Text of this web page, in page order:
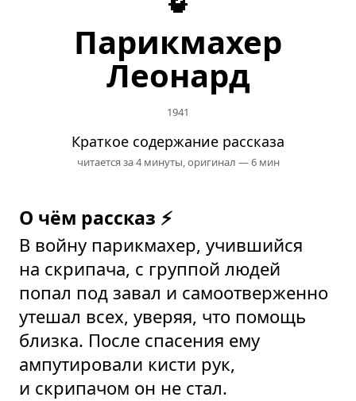
Парикмахер
Леонард
1941
Краткое содержание рассказа
читается за 4 минуты,оригинал — 6 мин
О чём рассказ ⚡
В войну парикмахер, учившийся
на скрипача, с группой людей
попал под завал и самоотверженно
утешал всех, уверяя, что помощь
близка. После спасения ему
ампутировали кисти рук,
и скрипачом он не стал.